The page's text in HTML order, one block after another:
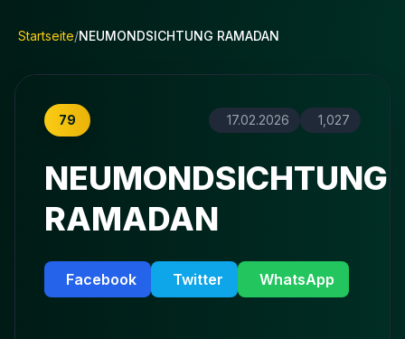
Startseite/NEUMONDSICHTUNG RAMADAN
79 17.02.2026 1,027
NEUMONDSICHTUNG
RAMADAN
Facebook Twitter WhatsApp